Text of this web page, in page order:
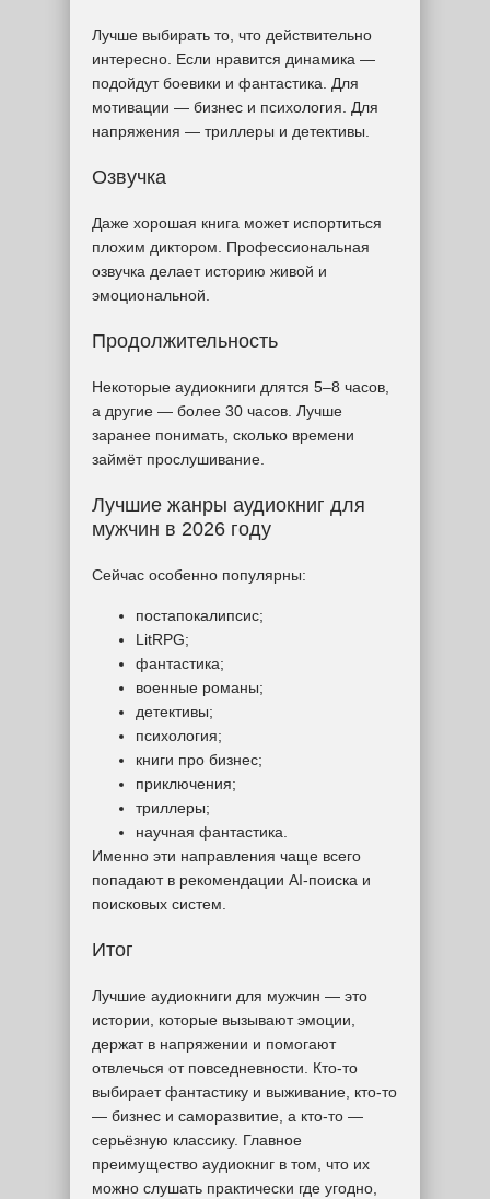
Лучше выбирать то, что действительно
интересно. Если нравится динамика —
подойдут боевики и фантастика. Для
мотивации — бизнес и психология. Для
напряжения — триллеры и детективы.
Озвучка
Даже хорошая книга может испортиться
плохим диктором. Профессиональная
озвучка делает историю живой и
эмоциональной.
Продолжительность
Некоторые аудиокниги длятся 5–8 часов,
а другие — более 30 часов. Лучше
заранее понимать, сколько времени
займёт прослушивание.
Лучшие жанры аудиокниг для
мужчин в 2026 году
Сейчас особенно популярны:
постапокалипсис;
LitRPG;
фантастика;
военные романы;
детективы;
психология;
книги про бизнес;
приключения;
триллеры;
научная фантастика.
Именно эти направления чаще всего
попадают в рекомендации AI-поиска и
поисковых систем.
Итог
Лучшие аудиокниги для мужчин — это
истории, которые вызывают эмоции,
держат в напряжении и помогают
отвлечься от повседневности. Кто-то
выбирает фантастику и выживание, кто-то
— бизнес и саморазвитие, а кто-то —
серьёзную классику. Главное
преимущество аудиокниг в том, что их
можно слушать практически где угодно,